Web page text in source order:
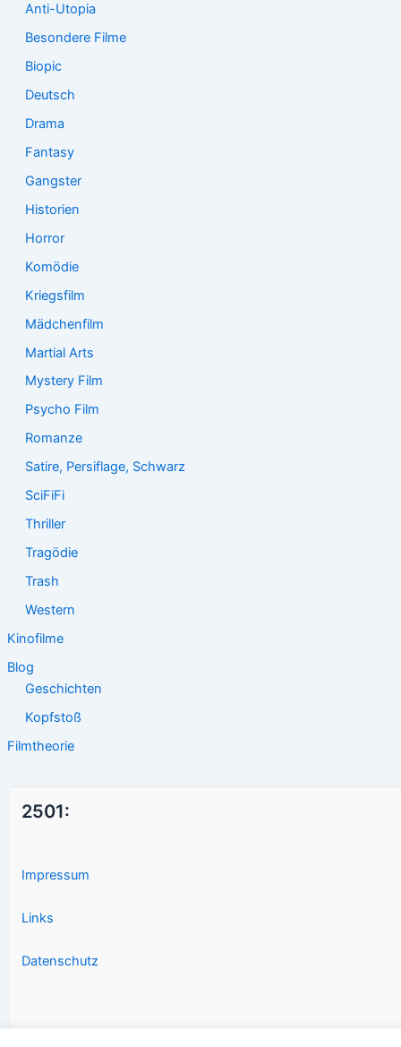
Anti-Utopia
Besondere Filme
Biopic
Deutsch
Drama
Fantasy
Gangster
Historien
Horror
Komödie
Kriegsfilm
Mädchenfilm
Martial Arts
Mystery Film
Psycho Film
Romanze
Satire, Persiflage, Schwarz
SciFiFi
Thriller
Tragödie
Trash
Western
Kinofilme
Blog
Geschichten
Kopfstoß
Filmtheorie
2501:
Impressum
Links
Datenschutz